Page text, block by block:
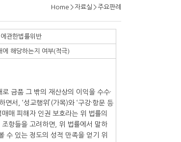
Home >자료실 >주요판례
관한법률위반
해당하는지 여부(적극)
금품 그 밖의 재산상의 이익을 수수·
서, ‘성교행위’(가목)와 ‘구강·항문 등
매 피해자 인권 보호라는 위 법률의
항들을 고려하면, 위 법률에서 말하
수 있는 정도의 성적 만족을 얻기 위